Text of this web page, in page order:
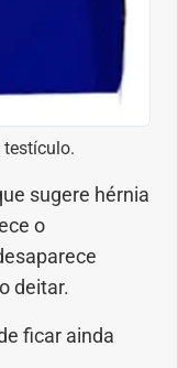
testículo.
sugere hérnia
o
deitar.
ficar ainda